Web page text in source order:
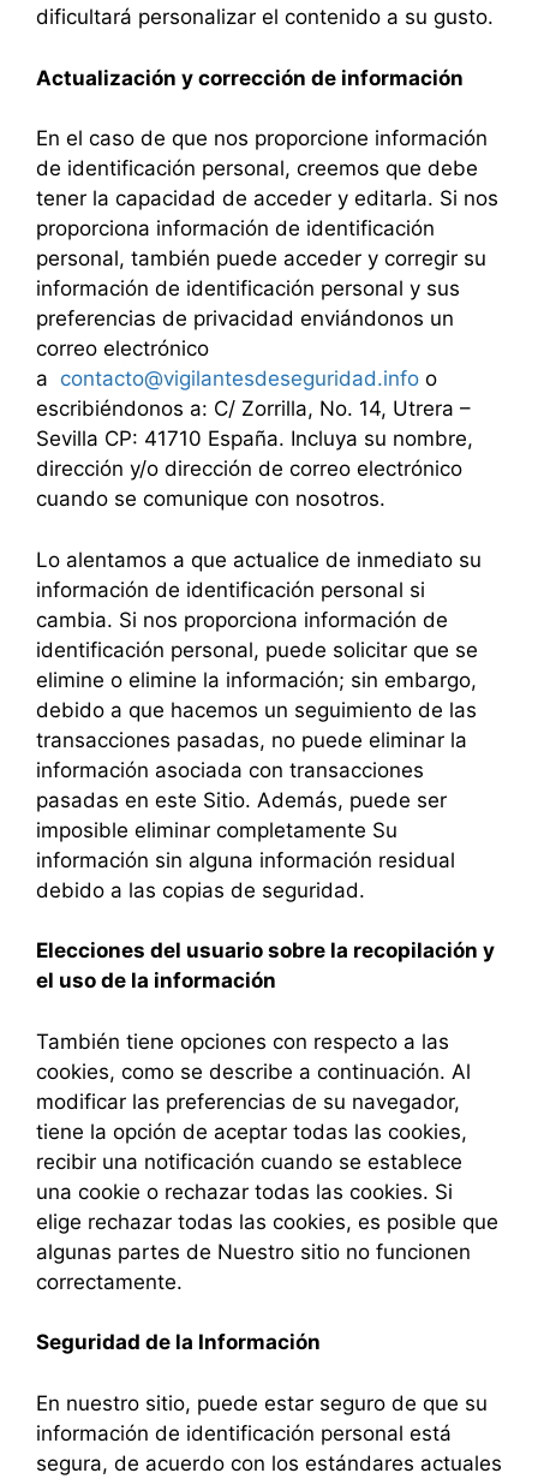
dificultará personalizar el contenido a su gusto.
Actualización y corrección de información
En el caso de que nos proporcione información
de identificación personal, creemos que debe
tener la capacidad de acceder y editarla. Si nos
proporciona información de identificación
personal, también puede acceder y corregir su
información de identificación personal y sus
preferencias de privacidad enviándonos un
correo electrónico
a contacto@vigilantesdeseguridad.info o
escribiéndonos a: C/ Zorrilla, No. 14, Utrera –
Sevilla CP: 41710 España. Incluya su nombre,
dirección y/o dirección de correo electrónico
cuando se comunique con nosotros.
Lo alentamos a que actualice de inmediato su
información de identificación personal si
cambia. Si nos proporciona información de
identificación personal, puede solicitar que se
elimine o elimine la información; sin embargo,
debido a que hacemos un seguimiento de las
transacciones pasadas, no puede eliminar la
información asociada con transacciones
pasadas en este Sitio. Además, puede ser
imposible eliminar completamente Su
información sin alguna información residual
debido a las copias de seguridad.
Elecciones del usuario sobre la recopilación y
el uso de la información
También tiene opciones con respecto a las
cookies, como se describe a continuación. Al
modificar las preferencias de su navegador,
tiene la opción de aceptar todas las cookies,
recibir una notificación cuando se establece
una cookie o rechazar todas las cookies. Si
elige rechazar todas las cookies, es posible que
algunas partes de Nuestro sitio no funcionen
correctamente.
Seguridad de la Información
En nuestro sitio, puede estar seguro de que su
información de identificación personal está
segura, de acuerdo con los estándares actuales